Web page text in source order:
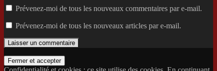
Prévenez-moi de tous les nouveaux commentaires par e-mail.
Prévenez-moi de tous les nouveaux articles par e-mail.